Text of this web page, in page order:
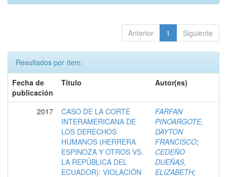
Anterior 1 Siguiente
Resultados por ítem:
Fecha de
publicación
Título Autor(es)
2017
CASO DE LA CORTE
INTERAMERICANA DE
LOS DERECHOS
HUMANOS (HERRERA
ESPINOZA Y OTROS VS.
LA REPÚBLICA DEL
ECUADOR): VIOLACIÓN
FARFAN
PINOARGOTE,
DAYTON
FRANCISCO;
CEDEÑO
DUEÑAS,
ELIZABETH;